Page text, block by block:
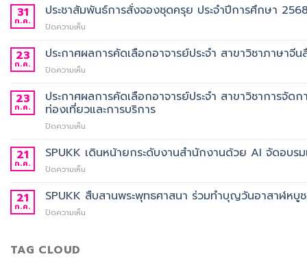
31
ก.ค.
ประชาสัมพันธ์การสั่งจองชุดครุย ประจำปีการศึกษา
ปิดความเห็น
การ
ครุย
ประจำ
2568
23
ก.ค.
ประกาศผลการคัดเลือกอาจารย์ประจำ สาขาวิชาภาษา
ปิดความเห็น
ผล
การ
คัด
ประจำ
จีน
23
ก.ค.
ประกาศผลการคัดเลือกอาจารย์ประจำ สาขาวิชาการจั
ท่องเที่ยวและการบริการ
ปิดความเห็น
ผล
อาจารย์
21
ก.ค.
SPUKK เดินหน้ายกระดับงานสำนักงานด้วย AI จัดอบ
ปิดความเห็น
เดิน
21
ก.ค.
SPUKK สืบสานพระพุทธศาสนา ร่วมทำบุญวันอาสาฬหบู
ปิดความเห็น
TAG CLOUD